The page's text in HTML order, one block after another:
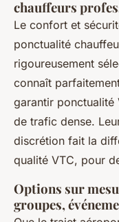
chauffeurs
Le confort et
ponctualité
rigoureusement
connaît
garantir
de trafic dense.
discrétion fait la
qualité VTC, pour
Options sur
groupes,